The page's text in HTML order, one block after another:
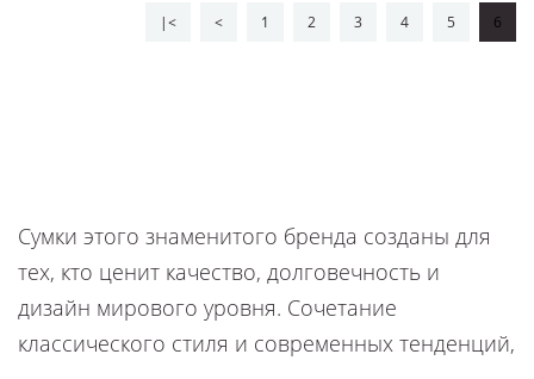
|< < 1 2 3 4 5 6
Сумки этого знаменитого бренда созданы для
тех, кто ценит качество, долговечность и
дизайн мирового уровня. Cочетание
классического стиля и современных тенденций,